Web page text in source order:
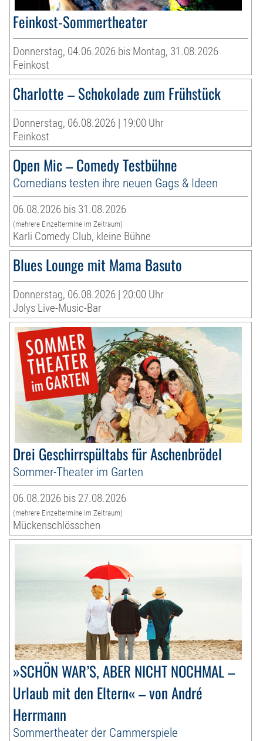
Feinkost-Sommertheater
Donnerstag, 04.06.2026 bis Montag, 31.08.2026
Feinkost
Charlotte – Schokolade zum Frühstück
Donnerstag, 06.08.2026 | 19:00 Uhr
Feinkost
Open Mic – Comedy Testbühne
Comedians testen ihre neuen Gags & Ideen
06.08.2026 bis 31.08.2026
(mehrere Einzeltermine im Zeitraum)
Karli Comedy Club, kleine Bühne
Blues Lounge mit Mama Basuto
Donnerstag, 06.08.2026 | 20:00 Uhr
Jolys Live-Music-Bar
Drei Geschirrspültabs für Aschenbrödel
Sommer-Theater im Garten
06.08.2026 bis 27.08.2026
(mehrere Einzeltermine im Zeitraum)
Mückenschlösschen
»SCHÖN WAR’S, ABER NICHT NOCHMAL –
Urlaub mit den Eltern« – von André
Herrmann
Sommertheater der Cammerspiele